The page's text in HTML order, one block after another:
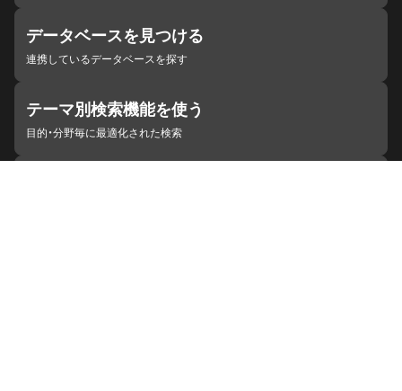
データベースを見つける
連携しているデータベースを探す
テーマ別検索機能を使う
目的・分野毎に最適化された検索